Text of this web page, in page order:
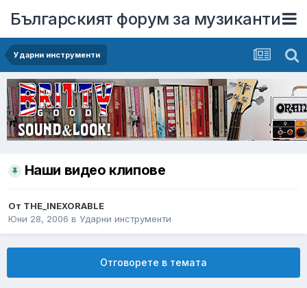
Българският форум за музиканти
Ударни инструменти
Наши видео клипове
От THE_INEXORABLE
Юни 28, 2006 в Ударни инструменти
Отговорете в темата